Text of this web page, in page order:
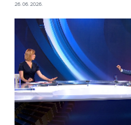
26. 06. 2026.